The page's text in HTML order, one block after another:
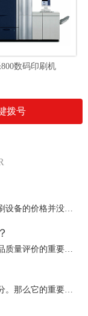
数码印刷机
拨号
与动辄千万的大型印刷设备相比，数码印刷设备的价格并没有成为大型传统印刷企业投资…
在标签印刷领域，颜色复制的准确性是产品质量评价的重要因素。而且在标签印刷中使用…
在印刷设备中，链条是非常重要的一个部分。那么它的重要性体现在哪里呢？请听以下的…